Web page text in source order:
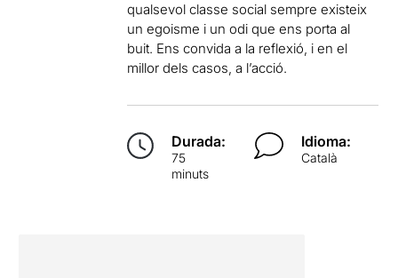
qualsevol classe social sempre existeix
un egoisme i un odi que ens porta al
buit. Ens convida a la reflexió, i en el
millor dels casos, a l’acció.
Durada:
75
minuts
Idioma:
Català